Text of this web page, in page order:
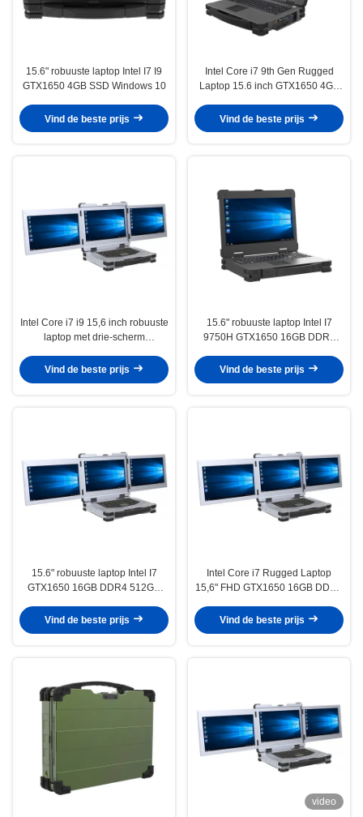
15.6" robuuste laptop Intel I7 I9
GTX1650 4GB SSD Windows 10
Vind de beste prijs
Intel Core i7 9th Gen Rugged
Laptop 15.6 inch GTX1650 4GB
Vind de beste prijs
Intel Core i7 i9 15,6 inch robuuste
laptop met drie-scherm
Vind de beste prijs
15.6" robuuste laptop Intel I7
9750H GTX1650 16GB DDR4
Vind de beste prijs
15.6" robuuste laptop Intel I7
GTX1650 16GB DDR4 512GB
Vind de beste prijs
Intel Core i7 Rugged Laptop
15,6" FHD GTX1650 16GB DDR4
Vind de beste prijs
video